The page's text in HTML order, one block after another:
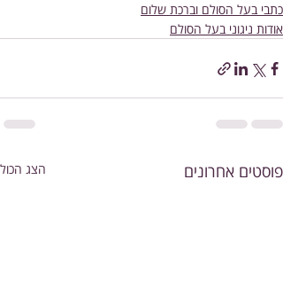
כתבי בעל הסולם וברכת שלום
אודות ניגוני בעל הסולם
פוסטים אחרונים הצג הכול